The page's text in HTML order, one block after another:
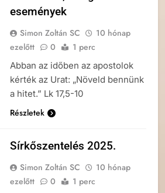
események
Simon Zoltán SC
10 hónap
ezelőtt
0 1 perc
Abban az időben az apostolok
kérték az Urat: „Növeld bennünk
a hitet.” Lk 17,5-10
Részletek
Sírkőszentelés 2025.
Simon Zoltán SC
10 hónap
ezelőtt
0 1 perc